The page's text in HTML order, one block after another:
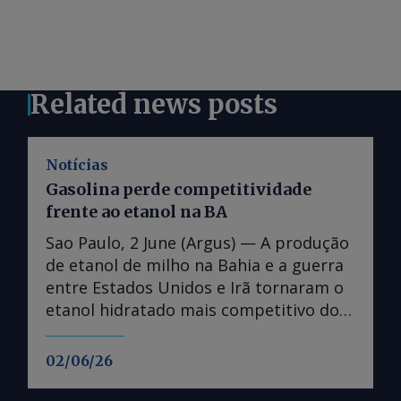
Related news posts
Notícias
02/06/26
Gasolina perde competitividade
frente ao etanol na BA
Sao Paulo, 2 June (Argus) — A produção
de etanol de milho na Bahia e a guerra
entre Estados Unidos e Irã tornaram o
etanol hidratado mais competitivo do
que a gasolina no estado, fazendo
distribuidoras reavaliarem operações. A